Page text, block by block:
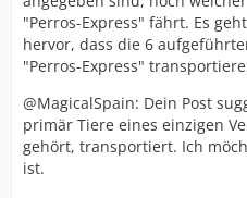
"Perros-Express" fährt. Es
hervor, dass die 6
"Perros-Express"
@MagicalSpain: Dein Post
primär Tiere eines einzigen
gehört, transportiert. Ich
ist.